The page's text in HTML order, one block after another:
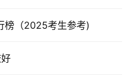
榜（2025考生参考)